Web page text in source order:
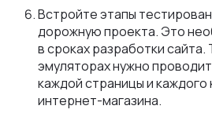
Встройте этапы
дорожную проекта. Это
в сроках разработки
эмуляторах нужно
каждой страницы и каждого
интернет-магазина.